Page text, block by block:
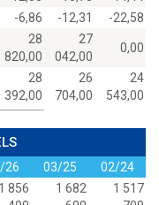
-6,86 -12,31 -22,58
28
820,00
27
042,00
0,00
28
392,00
26
704,00
24
543,00
26 03/25 02/24
1 856
1 682
1 517